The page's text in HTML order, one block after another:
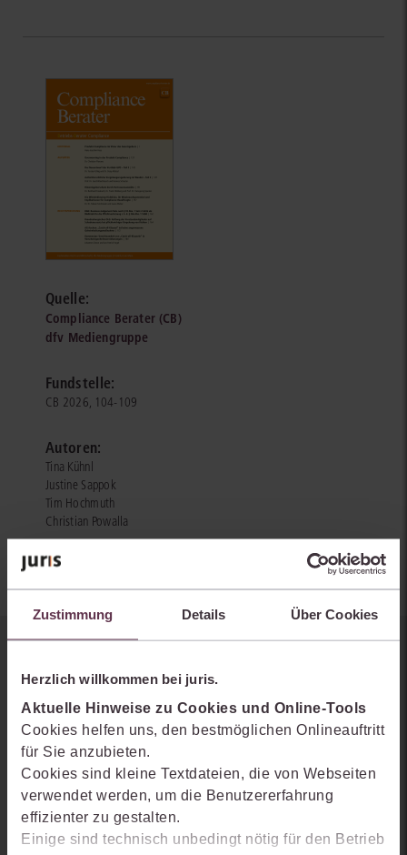
Zustimmung Details Über Cookies
Herzlich willkommen bei juris.
Aktuelle Hinweise zu Cookies und Online-Tools
Cookies helfen uns, den bestmöglichen Onlineauftritt
für Sie anzubieten.
Cookies sind kleine Textdateien, die von Webseiten
verwendet werden, um die Benutzererfahrung
effizienter zu gestalten.
Einige sind technisch unbedingt nötig für den Betrieb
Quelle:
Compliance Berater (CB)
dfv Mediengruppe
Fundstelle:
CB 2026, 104-109
Autoren:
Tina Kühnl
Justine Sappok
Tim Hochmuth
Christian Powalla
Erhalten Sie einen Einblick, wie juris das Rechts- und
Praxiswissensmanagement der Zukunft gestaltet, welche
Möglichkeiten Ihnen das juris Portal bietet und wie mit juris Ihre
Arbeitsprozesse einfacher und effizienter werden.